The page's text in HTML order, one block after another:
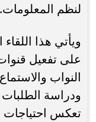
لنظم المعلومات.
ويأتي هذا
على تفعيل
النواب
ودراسة
تعكس احتياجات